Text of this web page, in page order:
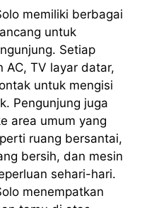
memiliki berbagai
untuk
Setiap
AC, TV layar datar,
untuk mengisi
Pengunjung juga
area umum yang
ruang bersantai,
bersih, dan mesin
sehari-hari.
menempatkan